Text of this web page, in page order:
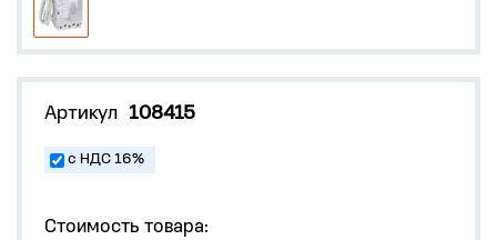
Артикул 108415
с НДС 16%
Стоимость товара: